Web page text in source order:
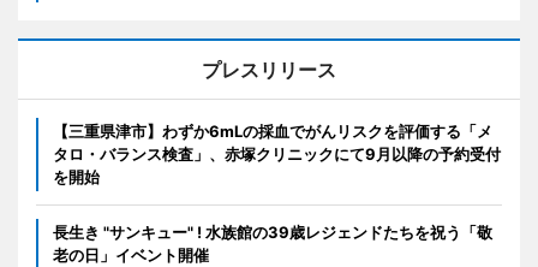
プレスリリース
【三重県津市】わずか6mLの採血でがんリスクを評価する「メ
タロ・バランス検査」、赤塚クリニックにて9月以降の予約受付
を開始
長生き "サンキュー" ! 水族館の39歳レジェンドたちを祝う「敬
老の日」イベント開催